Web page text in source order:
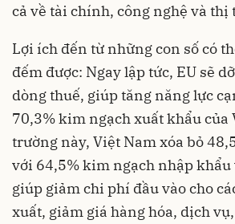
cả về tài chính, công nghệ và thị
Lợi ích đến từ những con số có
đếm được: Ngay lập tức, EU sẽ
dòng thuế, giúp tăng năng lực
70,3% kim ngạch xuất khẩu của
trường này, Việt Nam xóa bỏ
với 64,5% kim ngạch nhập khẩu
giúp giảm chi phí đầu vào cho
xuất, giảm giá hàng hóa, dịch